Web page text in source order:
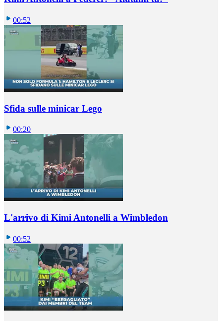
00:52
Sfida sulle minicar Lego
00:20
L'arrivo di Kimi Antonelli a Wimbledon
00:52